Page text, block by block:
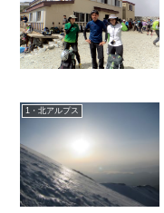
1・北アルプス